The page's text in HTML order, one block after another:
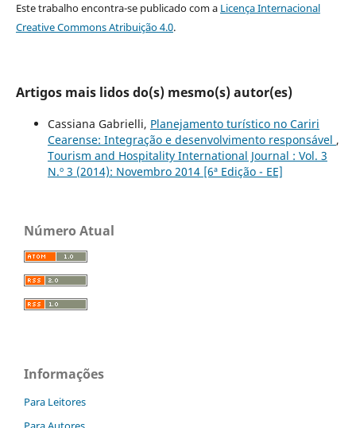
Este trabalho encontra-se publicado com a Licença Internacional
Creative Commons Atribuição 4.0.
Artigos mais lidos do(s) mesmo(s) autor(es)
Cassiana Gabrielli, Planejamento turístico no Cariri
Cearense: Integração e desenvolvimento responsável ,
Tourism and Hospitality International Journal : Vol. 3
N.º 3 (2014): Novembro 2014 [6ª Edição - EE]
Número Atual
Informações
Para Leitores